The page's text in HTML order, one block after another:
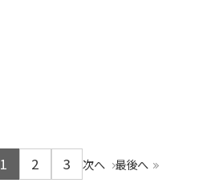
1 2 3 次へ 最後へ